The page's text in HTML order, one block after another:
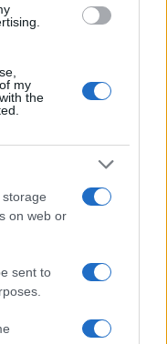
my
the
on web or
sent to
essergli più
e le partite
(magari i
a
“standardizzate”
ai futuri
prima fase
#IRAP